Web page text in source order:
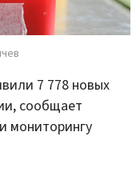
7 778 новых
сообщает
мониторингу